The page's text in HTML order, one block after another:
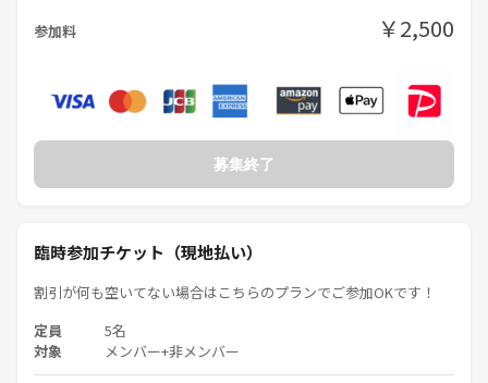
ります。
■ボドゲの数
ん）
ンパ・暴言など一切禁止です！（一度お会いしませんか？を挟んで上記
行為をするのもNGです）
・サークルの会に文句を言う方、態度の悪い方、輪を乱す自分勝手な行
参加料 ￥2,500
募集終了
臨時参加チケット（現地払い）
割引が何も空いてない場合はこちらのプランでご参加OKです！
定員 5名
対象 メンバー+非メンバー